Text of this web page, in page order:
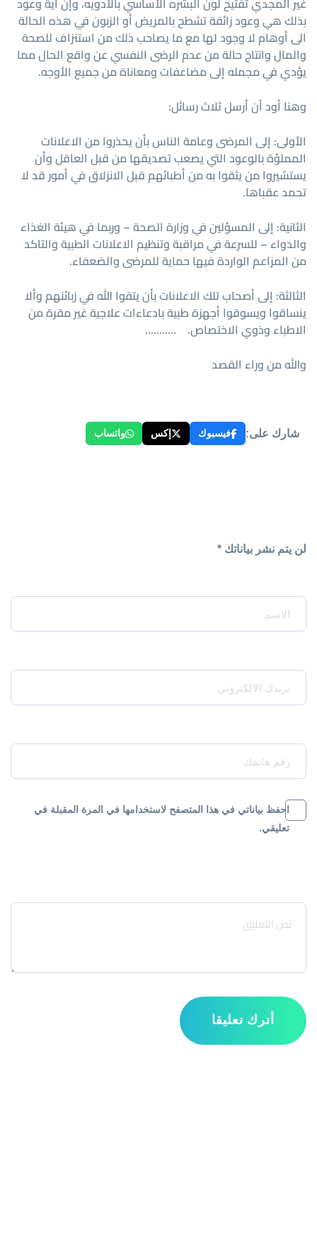
بذلك هي وعود زائفة تشطح بالمريض أو الزبون في هذه الحالة
الى أوهام لا وجود لها مع ما يصاحب ذلك من استنزاف للصحة
والمال وانتاج حالة من عدم الرضى النفسي عن واقع الحال مما
يؤدي في مجمله إلى مضاعفات ومعاناة من جميع الأوجه.
وهنا أود أن أرسل ثلاث رسائل:
الأولى: إلى المرضى وعامة الناس بأن يحذروا من الاعلانات
المملؤة بالوعود التي يصعب تصديقها من قبل العاقل وأن
يستشيروا من يثقوا به من أطبائهم قبل الانزلاق في أمور قد لا
تحمد عقباها.
الثانية: إلى المسؤلين في وزارة الصحة – وربما في هيئة الغذاء
والدواء – للسرعة في مراقبة وتنظيم الاعلانات الطبية والتاكد
من المزاعم الواردة فيها حماية للمرضى والضعفاء.
الثالثة: إلى أصحاب تلك الاعلانات بأن يتقوا الله في زبائنهم وألا
ينساقوا ويسوقوا أجهزة طبية بادعاءات علاجية غير مقرة من
الاطباء وذوي الاختصاص. ………..
والله من وراء القصد
شارك على: فيسبوك إكس واتساب
لن يتم نشر بياناتك *
احفظ بياناتي في هذا المتصفح لاستخدامها في المرة المقبلة في
تعليقي.
أترك تعليقا